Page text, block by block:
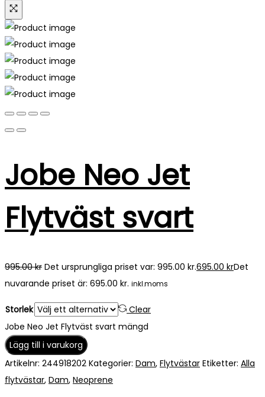
Jobe Neo Jet
Flytväst svart
995.00kr Det ursprungliga priset var: 995.00 kr.695.00 krDet
nuvarande priset är: 695.00 kr. inkl.moms
Storlek
Clear
Jobe Neo Jet Flytväst svart mängd
Lägg till i varukorg
Artikelnr: 244918202 Kategorier: Dam, Flytvästar Etiketter: Alla
flytvästar, Dam, Neoprene